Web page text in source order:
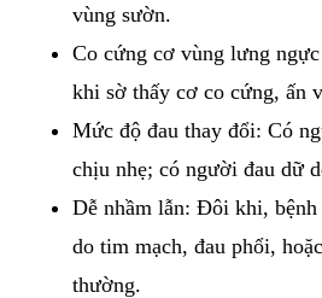
vùng sườn.
Co cứng cơ vùng lưng
khi sờ thấy cơ co cứng, ấn
Mức độ đau thay đổi: Có
chịu nhẹ; có người đau dữ
Dễ nhầm lẫn: Đôi khi,
do tim mạch, đau phổi,
thường.